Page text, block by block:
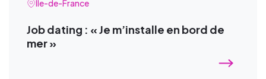
Île-de-France
Job dating : « Je m’installe en bord de
mer »